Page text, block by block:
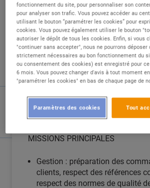
DESCRIPTION
Sous la responsabilité du
l'adjoint, il prépare les
le site de BRISSAC QUINCE. Selon
participer au réapprovisionnement
ou à la livraison des commandes.
MISSIONS PRINCIPALES
Gestion : préparation des
clients, respect des références
respect des normes de qualité
fonctionnement du site, pour personnaliser son
pour analyser son trafic. Vous pouvez accéder au
utilisant le bouton “paramétrer les cookies” pour
cookies. Vous pouvez également utiliser le bouton
autoriser le dépôt de tous les cookies. Enfin, si vous
"continuer sans accepter", nous ne pourrons déposer
strictement nécessaires au bon fonctionnement du
ou consentement des cookies) est enregistré pour
6 mois. Vous pouvez changer d'avis à tout moment
"paramétrer les cookies" en bas de chaque page de
Tout
Paramètres des cookies